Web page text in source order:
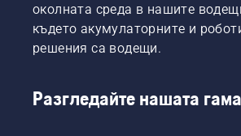
околната среда в нашите
където акумулаторните и
решения са водещи.
Разгледайте нашата гама